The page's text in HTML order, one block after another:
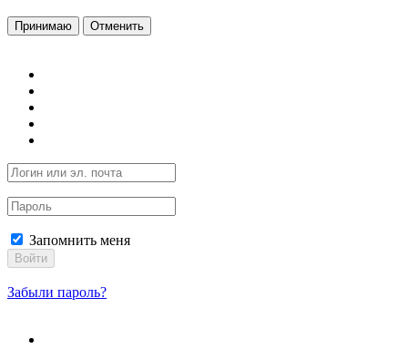
Принимаю Отменить
Запомнить меня
Войти
Забыли пароль?